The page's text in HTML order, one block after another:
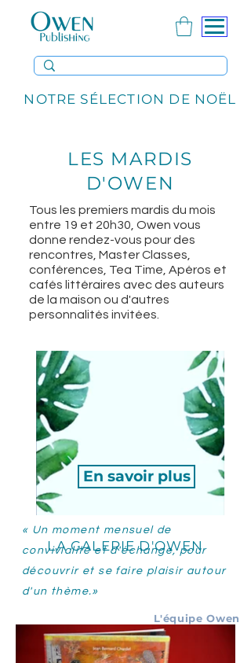
NOTRE SÉLECTION DE NOËL
LA GALERIE D'OWEN
LES MARDIS
D'OWEN
Tous les premiers mardis du mois
entre 19 et 20h30, Owen vous
donne rendez-vous pour des
rencontres, Master Classes,
conférences, Tea Time, Apéros et
cafés littéraires avec des auteurs
de la maison ou d'autres
personnalités invitées.
En savoir plus
« Un moment mensuel de
convivialité et d'échange, pour
découvrir et se faire plaisir autour
d'un thème.»
L'équipe Owen